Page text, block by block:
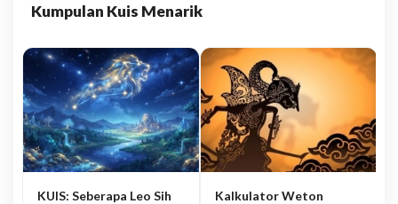
Kumpulan Kuis Menarik
KUIS: Seberapa Leo Sih
Kalkulator Weton